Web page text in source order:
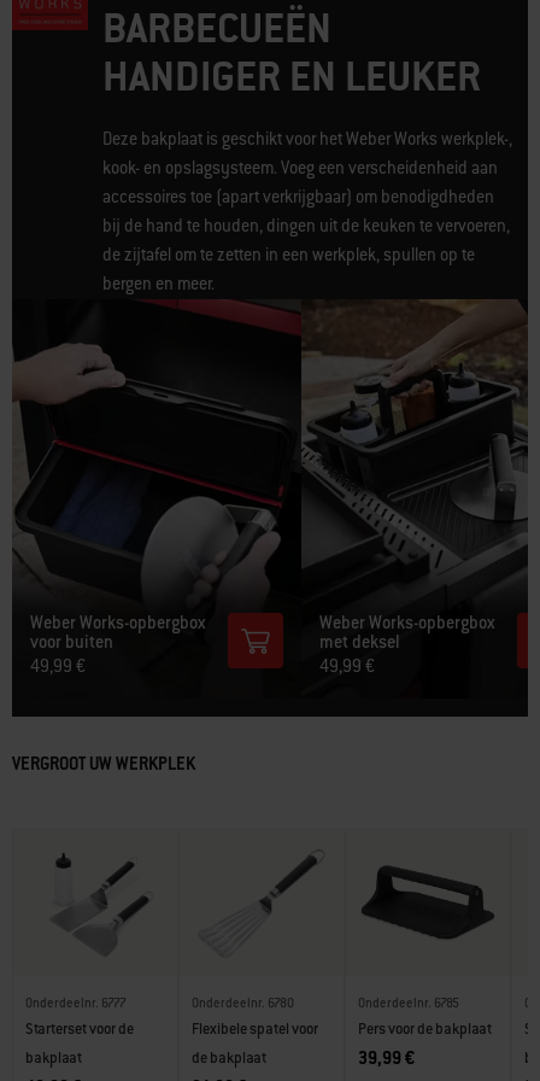
BARBECUEËN
HANDIGER EN LEUKER
Deze bakplaat is geschikt voor het Weber Works werkplek-,
kook- en opslagsysteem. Voeg een verscheidenheid aan
accessoires toe (apart verkrijgbaar) om benodigdheden
bij de hand te houden, dingen uit de keuken te vervoeren,
de zijtafel om te zetten in een werkplek, spullen op te
bergen en meer.
Weber Works-opbergbox
voor buiten
49,99 €
Weber Works-opbergbox
met deksel
49,99 €
VERGROOT UW WERKPLEK
Onderdeelnr. 6777
Starterset voor de
bakplaat
Onderdeelnr. 6780
Flexibele spatel voor
de bakplaat
Onderdeelnr. 6785
Pers voor de bakplaat
39,99 €